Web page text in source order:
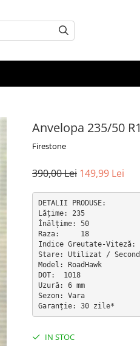
Anvelopa 235/50
Firestone
390,00 Lei 149,99 Lei
DETALII PRODUSE:
Lățime: 235
Înălțime: 50
Raza:     18
Indice Greutate-Viteză:
Stare: Utilizat / Second-
Model: RoadHawk
DOT:  1018
Uzură: 6 mm
Sezon: Vara
Garanție: 30 zile*
IN STOC